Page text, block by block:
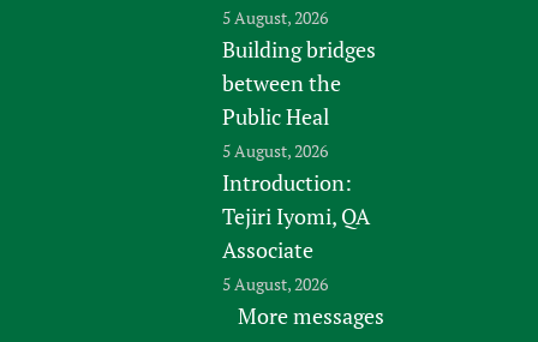
5 August, 2026
Building bridges
between the
Public Heal
5 August, 2026
Introduction:
Tejiri Iyomi, QA
Associate
5 August, 2026
More messages